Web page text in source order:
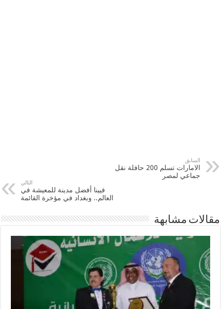
السابق
الامارات تسلم 200 حافلة نقل
جماعي لمصر
التالي
فيينا أفضل مدينة للمعيشة في
العالم.. وبغداد في مؤخرة القائمة
مقالات مشابهة